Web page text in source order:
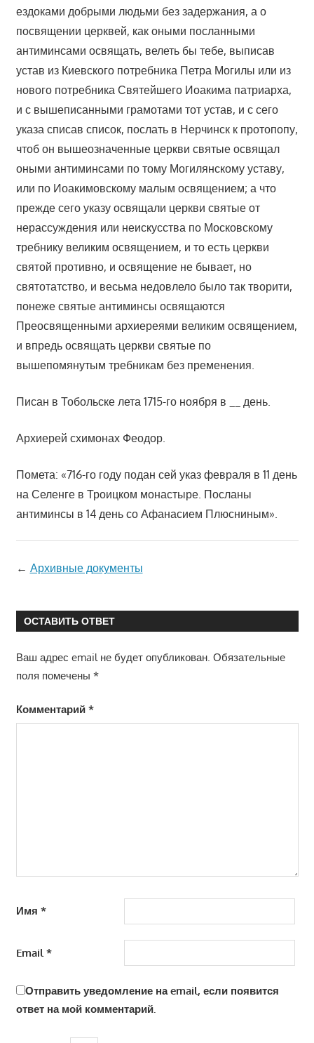
ездоками добрыми людьми без задержания, а о
посвящении церквей, как оными посланными
антиминсами освящать, велеть бы тебе, выписав
устав из Киевского потребника Петра Могилы или из
нового потребника Святейшего Иоакима патриарха,
и с вышеписанными грамотами тот устав, и с сего
указа списав список, послать в Нерчинск к протопопу,
чтоб он вышеозначенные церкви святые освящал
оными антиминсами по тому Могилянскому уставу,
или по Иоакимовскому малым освящением; а что
прежде сего указу освящали церкви святые от
нерассуждения или неискусства по Московскому
требнику великим освящением, и то есть церкви
святой противно, и освящение не бывает, но
святотатство, и весьма недовлело было так творити,
понеже святые антиминсы освящаются
Преосвященными архиереями великим освящением,
и впредь освящать церкви святые по
вышепомянутым требникам без пременения.
Писан в Тобольске лета 1715-го ноября в __ день.
Архиерей схимонах Феодор.
Помета: «716-го году подан сей указ февраля в 11 день
на Селенге в Троицком монастыре. Посланы
антиминсы в 14 день со Афанасием Плюсниным».
← Архивные документы
ОСТАВИТЬ ОТВЕТ
Ваш адрес email не будет опубликован. Обязательные
поля помечены *
Комментарий *
Имя *
Email*
Отправить уведомление на email, если появится
ответ на мой комментарий.